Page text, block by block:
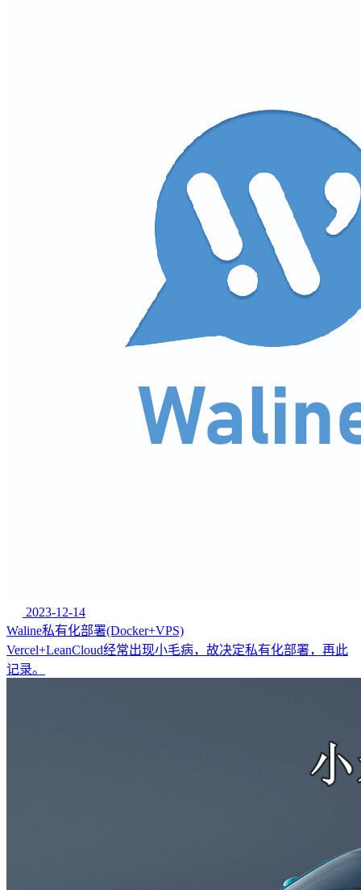
2023-12-14
Waline私有化部署(Docker+VPS)
Vercel+LeanCloud经常出现小毛病，故决定私有化部署，再此
记录。